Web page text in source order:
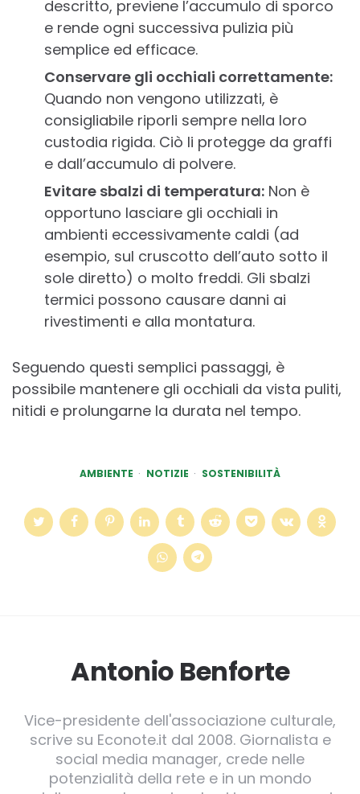
descritto, previene l’accumulo di sporco
e rende ogni successiva pulizia più
semplice ed efficace.
Conservare gli occhiali correttamente:
Quando non vengono utilizzati, è
consigliabile riporli sempre nella loro
custodia rigida. Ciò li protegge da graffi
e dall’accumulo di polvere.
Evitare sbalzi di temperatura: Non è
opportuno lasciare gli occhiali in
ambienti eccessivamente caldi (ad
esempio, sul cruscotto dell’auto sotto il
sole diretto) o molto freddi. Gli sbalzi
termici possono causare danni ai
rivestimenti e alla montatura.
Seguendo questi semplici passaggi, è
possibile mantenere gli occhiali da vista puliti,
nitidi e prolungarne la durata nel tempo.
AMBIENTE NOTIZIE SOSTENIBILITÀ
Antonio Benforte
Vice-presidente dell'associazione culturale,
scrive su Econote.it dal 2008. Giornalista e
social media manager, crede nelle
potenzialità della rete e in un mondo